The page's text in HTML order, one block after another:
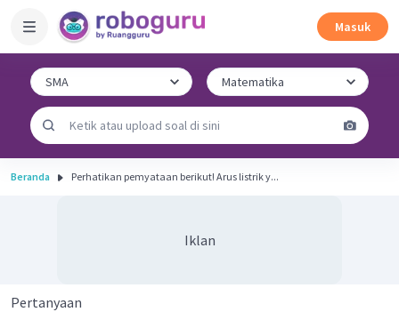
Masuk
Beranda Perhatikan pemyataan berikut! Arus listrik y...
Iklan
Pertanyaan